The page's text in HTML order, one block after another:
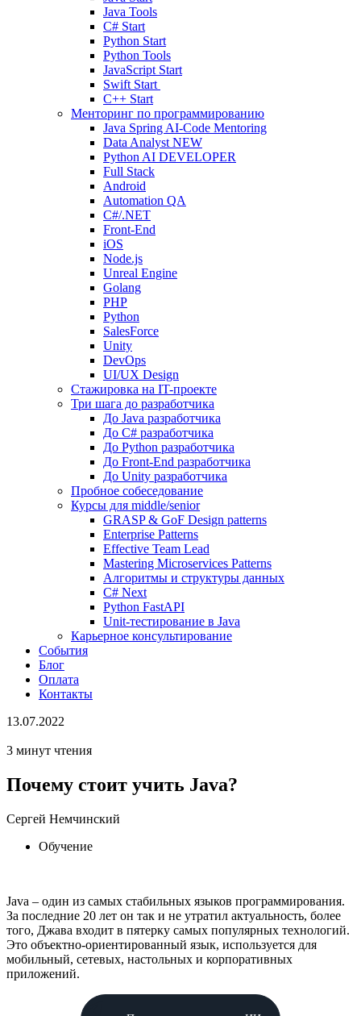
Java Tools
C# Start
Python Start
Python Tools
JavaScript Start
Swift Start
C++ Start
Менторинг по программированию
Java Spring AI-Code Mentoring
Data Analyst NEW
Python AI DEVELOPER
Full Stack
Android
Automation QA
C#/.NET
Front-End
iOS
Node.js
Unreal Engine
Golang
PHP
Python
SalesForce
Unity
DevOps
UI/UX Design
Стажировка на IT-проекте
Три шага до разработчика
До Java разработчика
До C# разработчика
До Python разработчика
До Front-End разработчика
До Unity разработчика
Пробное собеседование
Курсы для middle/senior
GRASP & GoF Design patterns
Enterprise Patterns
Effective Team Lead
Mastering Microservices Patterns
Алгоритмы и структуры данных
C# Next
Python FastAPI
Unit-тестирование в Java
Карьерное консультирование
События
Блог
Оплата
Контакты
13.07.2022
3 минут чтения
Почему стоит учить Java?
Сергей Немчинский
Обучение
Java – один из самых стабильных языков программирования.
За последние 20 лет он так и не утратил актуальность, более
того, Джава входит в пятерку самых популярных технологий.
Это объектно-ориентированный язык, используется для
мобильный, сетевых, настольных и корпоративных
приложений.